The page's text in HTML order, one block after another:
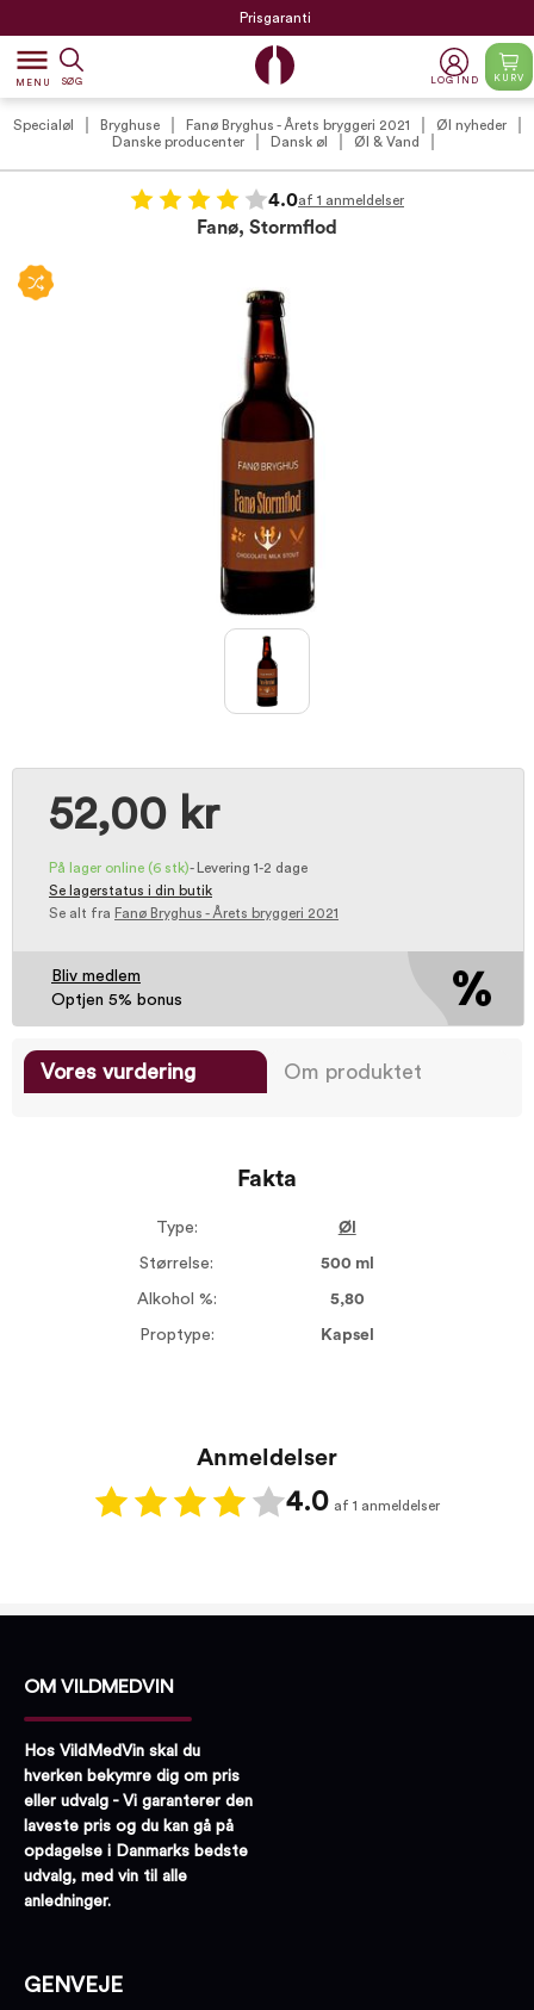
Prisgaranti
dehaze
MENU SØG LOG IND KURV
Specialøl Bryghuse Fanø Bryghus - Årets bryggeri 2021
Øl nyheder
Danske producenter
Dansk øl Øl & Vand
4.0af 1 anmeldelser
Fanø, Stormflod
52,00 kr
På lager online (6 stk)-
Levering 1-2 dage
Se lagerstatus i din butik
Se alt fra Fanø Bryghus - Årets bryggeri 2021
Bliv medlem
Optjen 5% bonus
Vores vurdering Om produktet
Fakta
Type: Øl
Størrelse: 500 ml
Alkohol %: 5,80
Proptype: Kapsel
Anmeldelser
4.0 af 1 anmeldelser
OM VILDMEDVIN
Hos VildMedVin skal du
hverken bekymre dig om pris
eller udvalg - Vi garanterer den
laveste pris og du kan gå på
opdagelse i Danmarks bedste
udvalg, med vin til alle
anledninger.
GENVEJE